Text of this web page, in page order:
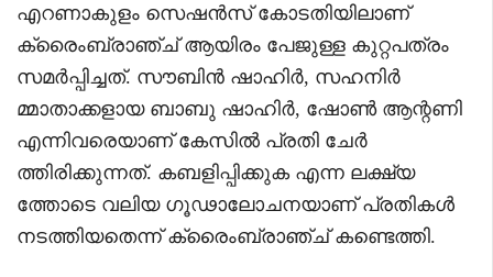
എറണാകുളം സെഷൻസ് കോടതിയിലാണ്
ക്രൈംബ്രാഞ്ച് ആയിരം പേജുള്ള കുറ്റപത്രം
സമർപ്പിച്ചത്. സൗബിൻ ഷാഹിർ, സഹനിർ
മ്മാതാക്കളായ ബാബു ഷാഹിർ, ഷോൺ ആന്റണി
എന്നിവരെയാണ് കേസിൽ പ്രതി ചേർ
ത്തിരിക്കുന്നത്. കബളിപ്പിക്കുക എന്ന ലക്ഷ്യ
ത്തോടെ വലിയ ഗൂഢാലോചനയാണ് പ്രതികൾ
നടത്തിയതെന്ന് ക്രൈംബ്രാഞ്ച് കണ്ടെത്തി.